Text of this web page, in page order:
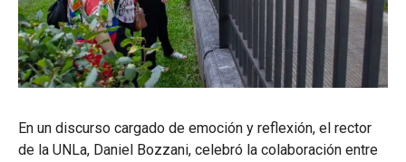
En un discurso cargado de emoción y reflexión, el rector
de la UNLa, Daniel Bozzani, celebró la colaboración entre